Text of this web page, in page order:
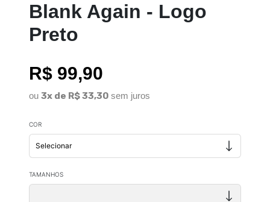
Blank Again - Logo
Preto
R$ 99,90
ou 3x de R$ 33,30 sem juros
COR
TAMANHOS